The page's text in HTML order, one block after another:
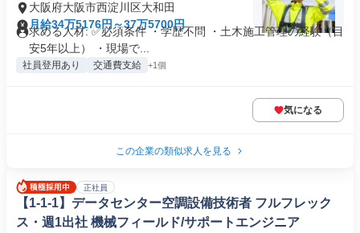
大阪府大阪市西淀川区大和田
月給34万5176円～37万5700円
求める人材: ✅必須条件 ・学歴不問 ・土木施工管理の経験（目
安5年以上） ・現場で...
社員登用あり 交通費支給 +1個
気になる
この企業の類似求人を見る
正社員
【1-1-1】データセンター空調設備技術者 フルフレック
ス・週1出社 機械フィールド/サポートエンジニア